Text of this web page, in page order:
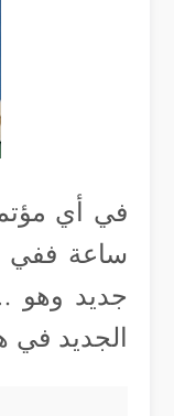
في أي
ساعة ففي
جديد وهو
الجديد في